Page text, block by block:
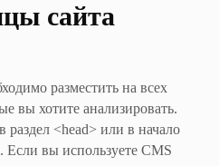
сайта
разместить на всех
вы хотите анализировать.
<head> или в начало
Если вы используете CMS